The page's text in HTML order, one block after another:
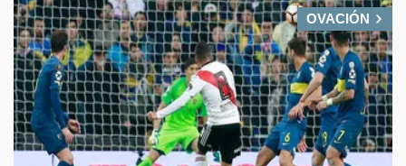
OVACIÓN